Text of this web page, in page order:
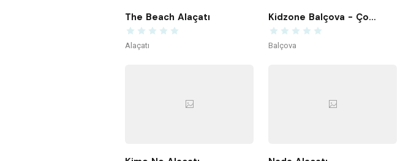
The Beach Alaçatı
Alaçatı
Kidzone Balçova - Çocuk Gelişim ve Aktivite Merkezi
Balçova